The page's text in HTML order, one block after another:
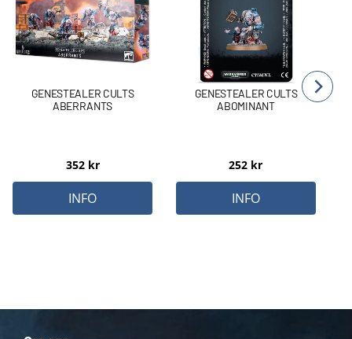
GENESTEALER CULTS
ABERRANTS
352kr
INFO
GENESTEALER CULTS
ABOMINANT
252 kr
INFO